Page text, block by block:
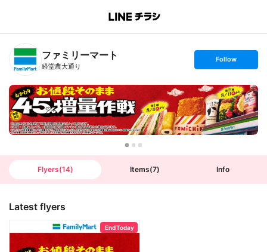
B
n
T
ファミリーマート
経堂農大通り
s
t
o
l
l
o
w
Follow
Flyers(14) Items(7) Info
Latest flyers
End Today